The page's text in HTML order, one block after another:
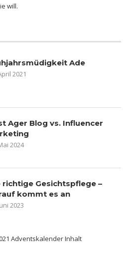
will.
Ade
2021
Ager Blog vs. Influencer
2024
richtige Gesichtspflege –
kommt es an
2023